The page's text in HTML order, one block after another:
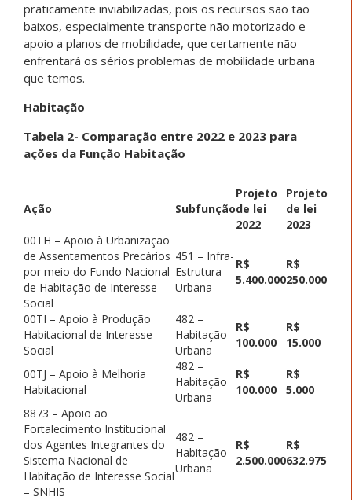
praticamente inviabilizadas, pois os recursos são tão
baixos, especialmente transporte não motorizado e
apoio a planos de mobilidade, que certamente não
enfrentará os sérios problemas de mobilidade urbana
que temos.
Habitação
Tabela 2- Comparação entre 2022 e 2023 para
ações da Função Habitação
Ação Subfunção
Projeto
de lei
2022
Projeto
de lei
2023
00TH – Apoio à Urbanização
de Assentamentos Precários
por meio do Fundo Nacional
de Habitação de Interesse
Social
451 – Infra-
Estrutura
Urbana
R$
5.400.000
R$
250.000
00TI – Apoio à Produção
Habitacional de Interesse
Social
482 –
Habitação
Urbana
R$
100.000
R$
15.000
00TJ – Apoio à Melhoria
Habitacional
482 –
Habitação
Urbana
R$
100.000
R$
5.000
8873 – Apoio ao
Fortalecimento Institucional
dos Agentes Integrantes do
Sistema Nacional de
Habitação de Interesse Social
– SNHIS
482 –
Habitação
Urbana
R$
2.500.000
R$
632.975